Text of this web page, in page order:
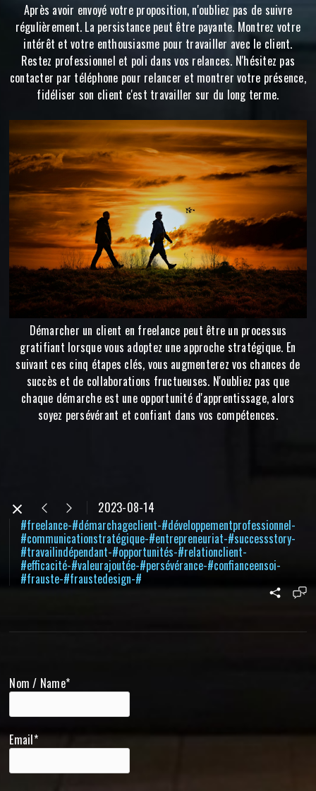
Après avoir envoyé votre proposition, n'oubliez pas de suivre
régulièrement. La persistance peut être payante. Montrez votre
intérêt et votre enthousiasme pour travailler avec le client.
Restez professionnel et poli dans vos relances. N'hésitez pas
contacter par téléphone pour relancer et montrer votre présence,
fidéliser son client c'est travailler sur du long terme.
Démarcher un client en freelance peut être un processus
gratifiant lorsque vous adoptez une approche stratégique. En
suivant ces cinq étapes clés, vous augmenterez vos chances de
succès et de collaborations fructueuses. N'oubliez pas que
chaque démarche est une opportunité d'apprentissage, alors
soyez persévérant et confiant dans vos compétences.
2023-08-14
#freelance-#démarchageclient-#développementprofessionnel-
#communicationstratégique-#entrepreneuriat-#successstory-
#travailindépendant-#opportunités-#relationclient-
#efficacité-#valeurajoutée-#persévérance-#confianceensoi-
#frauste-#fraustedesign-#
Nom / Name*
Email*